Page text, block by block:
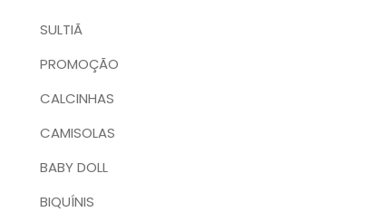
SULTIÃ
PROMOÇÃO
CALCINHAS
CAMISOLAS
BABY DOLL
BIQUÍNIS